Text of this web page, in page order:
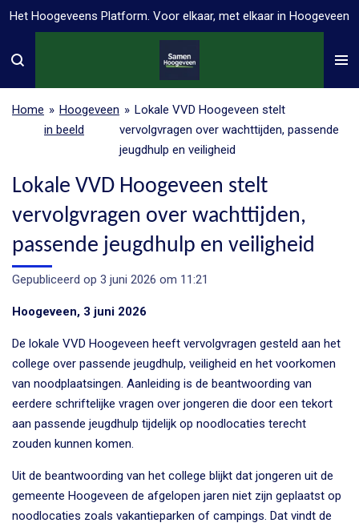
Ga
naar
Het Hoogeveens Platform. Voor elkaar, met elkaar in Hoogeveen
Home » Hoogeveen
in beeld
» Lokale VVD Hoogeveen stelt
vervolgvragen over wachttijden, passende
jeugdhulp en veiligheid
Lokale VVD Hoogeveen stelt
vervolgvragen over wachttijden,
passende jeugdhulp en veiligheid
Gepubliceerd op 3 juni 2026 om 11:21
Hoogeveen, 3 juni 2026
De lokale VVD Hoogeveen heeft vervolgvragen gesteld aan het
college over passende jeugdhulp, veiligheid en het voorkomen
van noodplaatsingen. Aanleiding is de beantwoording van
eerdere schriftelijke vragen over jongeren die door een tekort
aan passende jeugdhulp tijdelijk op noodlocaties terecht
zouden kunnen komen.
Uit de beantwoording van het college blijkt dat jongeren uit de
gemeente Hoogeveen de afgelopen jaren niet zijn geplaatst op
noodlocaties zoals vakantieparken of campings. Dat vindt de